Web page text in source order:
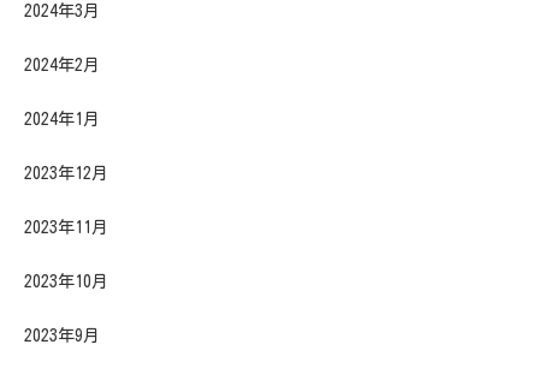
2024年3月
2024年2月
2024年1月
2023年12月
2023年11月
2023年10月
2023年9月